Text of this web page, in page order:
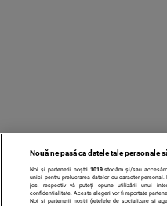
Nouă ne pasă ca datele tale personale
Noi și partenerii noștri 1019stocăm și/sau
unici pentru prelucrarea datelor cu caracter
jos, respectiv vă puteți opune utilizării unui
confidențialitate. Aceste alegeri vor fi raportate
Noi si partenerii nostri (retelele de socializare si